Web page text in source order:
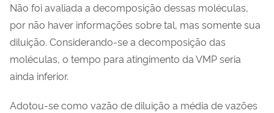
Não foi avaliada a decomposição dessas moléculas,
por não haver informações sobre tal, mas somente sua
diluição. Considerando-se a decomposição das
moléculas, o tempo para atingimento da VMP seria
ainda inferior.
Adotou-se como vazão de diluição a média de vazões